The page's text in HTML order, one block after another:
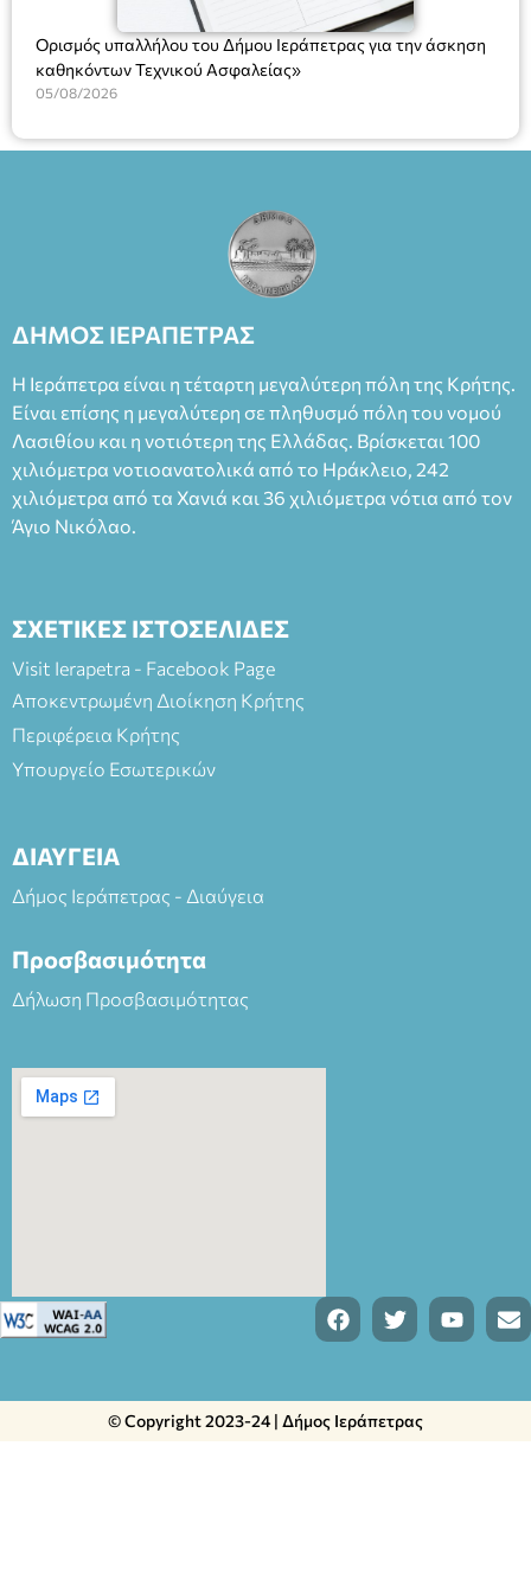
Ορισμός υπαλλήλου του Δήμου Ιεράπετρας για την άσκηση
καθηκόντων Τεχνικού Ασφαλείας»
05/08/2026
ΔΗΜΟΣ ΙΕΡΑΠΕΤΡΑΣ
Η Ιεράπετρα είναι η τέταρτη μεγαλύτερη πόλη της Κρήτης.
Είναι επίσης η μεγαλύτερη σε πληθυσμό πόλη του νομού
Λασιθίου και η νοτιότερη της Ελλάδας. Βρίσκεται 100
χιλιόμετρα νοτιοανατολικά από το Ηράκλειο, 242
χιλιόμετρα από τα Χανιά και 36 χιλιόμετρα νότια από τον
Άγιο Νικόλαο.
ΣΧΕΤΙΚΕΣ ΙΣΤΟΣΕΛΙΔΕΣ
Visit Ierapetra - Facebook Page
Αποκεντρωμένη Διοίκηση Κρήτης
Περιφέρεια Κρήτης
Υπουργείο Εσωτερικών
ΔΙΑΥΓΕΙΑ
Δήμος Ιεράπετρας - Διαύγεια
Προσβασιμότητα
Δήλωση Προσβασιμότητας
© Copyright 2023-24 | Δήμος Ιεράπετρας